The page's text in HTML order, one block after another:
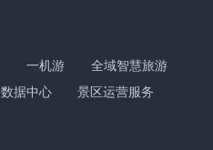
一机游
全域智慧旅游
据中心
景区运营服务